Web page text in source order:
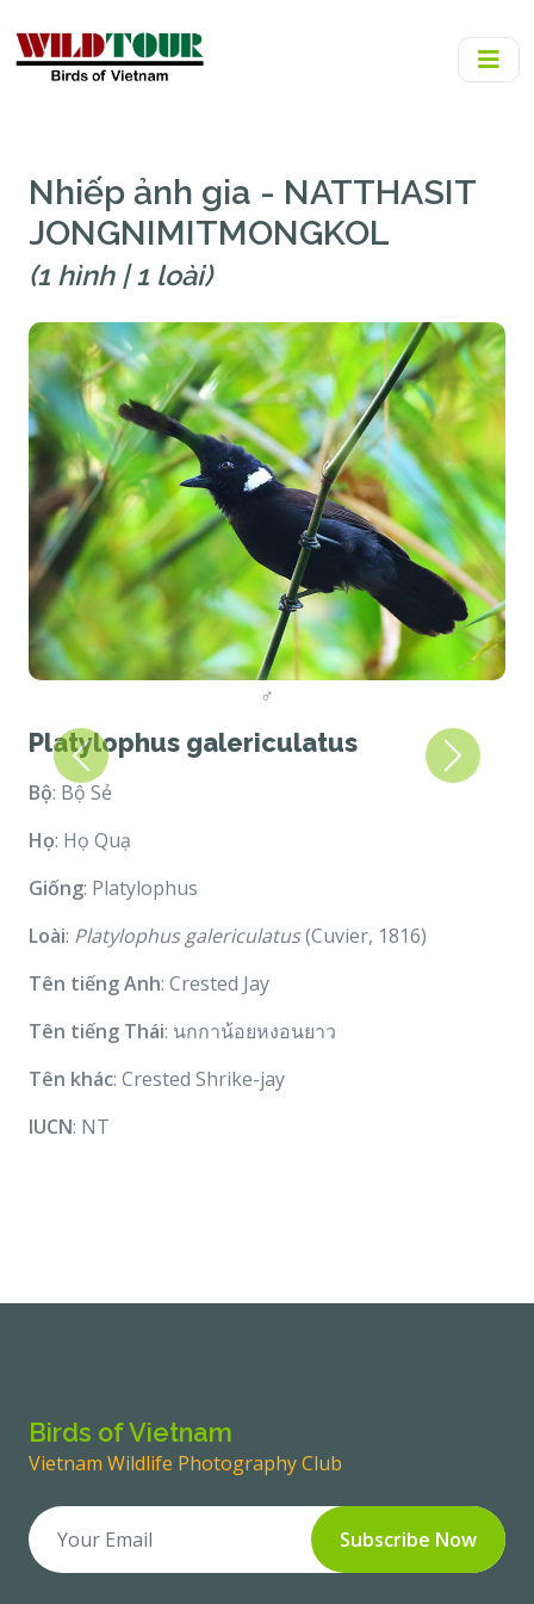
Nhiếp ảnh gia - NATTHASIT
JONGNIMITMONGKOL
(1 hình | 1 loài)
♂
Platylophus galericulatus
Bộ: Bộ Sẻ
Họ: Họ Quạ
Giống: Platylophus
Loài: Platylophus galericulatus(Cuvier, 1816)
Tên tiếng Anh: Crested Jay
Tên tiếng Thái: นกกาน้อยหงอนยาว
Tên khác: Crested Shrike-jay
IUCN: NT
Previous Next
Birds of Vietnam
Vietnam Wildlife Photography Club
Subscribe Now